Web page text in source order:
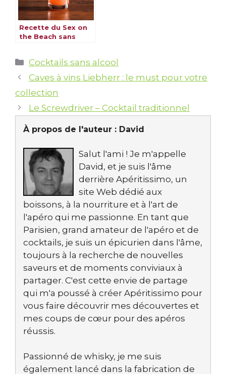
Recette du Sex on
the Beach sans
Catégories
Cocktails sans alcool
Caves à vins Liebherr : le must pour votre
collection
Le Screwdriver – Cocktail traditionnel
À propos de l'auteur : David
Salut l'ami ! Je m'appelle
David, et je suis l'âme
derrière Apéritissimo, un
site Web dédié aux
boissons, à la nourriture et à l'art de
l'apéro qui me passionne. En tant que
Parisien, grand amateur de l'apéro et de
cocktails, je suis un épicurien dans l'âme,
toujours à la recherche de nouvelles
saveurs et de moments conviviaux à
partager. C'est cette envie de partage
qui m'a poussé à créer Apéritissimo pour
vous faire découvrir mes découvertes et
mes coups de cœur pour des apéros
réussis.
Passionné de whisky, je me suis
également lancé dans la fabrication de